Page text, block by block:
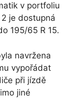
v portfoliu
je dostupná
195/65 R 15.
navržena
vypořádat
při jízdě
jiné